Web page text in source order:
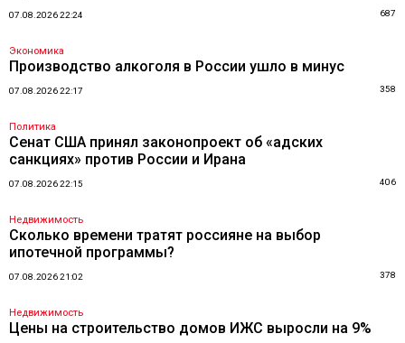
07.08.2026 22:24 687
Экономика
Производство алкоголя в России ушло в минус
07.08.2026 22:17 358
Политика
Сенат США принял законопроект об «адских
санкциях» против России и Ирана
07.08.2026 22:15 406
Недвижимость
Сколько времени тратят россияне на выбор
ипотечной программы?
07.08.2026 21:02 378
Недвижимость
Цены на строительство домов ИЖС выросли на 9%